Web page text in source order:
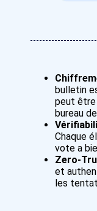
bulletin
peut être
bureau
Chaque
vote a
Zero-
et
les